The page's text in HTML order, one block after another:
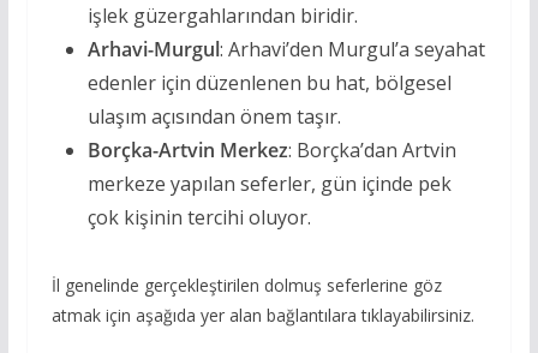
işlek güzergahlarından biridir.
Arhavi-Murgul: Arhavi’den Murgul’a seyahat
edenler için düzenlenen bu hat, bölgesel
ulaşım açısından önem taşır.
Borçka-Artvin Merkez: Borçka’dan Artvin
merkeze yapılan seferler, gün içinde pek
çok kişinin tercihi oluyor.
İl genelinde gerçekleştirilen dolmuş seferlerine göz
atmak için aşağıda yer alan bağlantılara tıklayabilirsiniz.